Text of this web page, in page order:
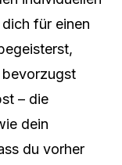
für einen
bevorzugst
– die
dein
du vorher